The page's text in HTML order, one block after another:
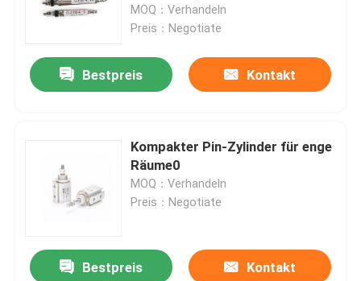
Kondensationsfunktion
MOQ：Verhandeln
Preis：Negotiate
Bestpreis Kontakt
Kompakter Pin-Zylinder für enge
Räume0
MOQ：Verhandeln
Preis：Negotiate
Bestpreis Kontakt